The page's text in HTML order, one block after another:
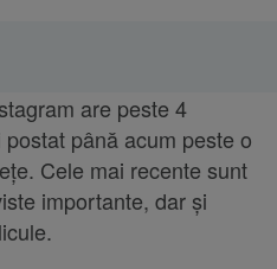
are peste 4
până acum peste o
Cele mai recente sunt
importante, dar și